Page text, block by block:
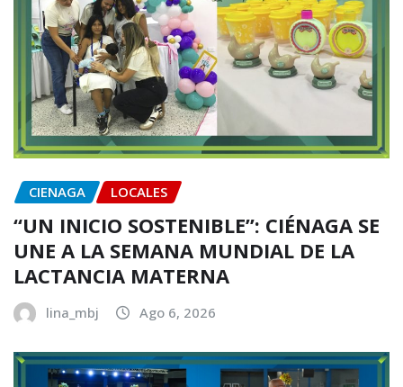
CIENAGA LOCALES
“UN INICIO SOSTENIBLE”: CIÉNAGA SE
UNE A LA SEMANA MUNDIAL DE LA
LACTANCIA MATERNA
lina_mbj Ago 6, 2026